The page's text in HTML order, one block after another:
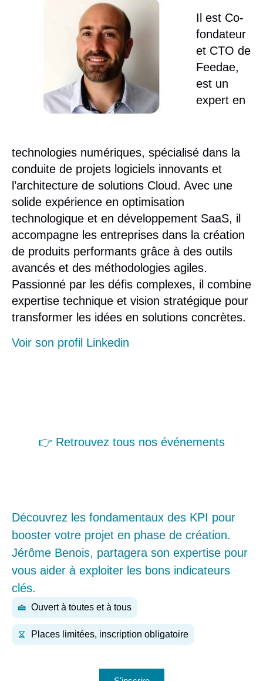
Il est Co-
fondateur
et CTO de
Feedae,
est un
expert en
technologies numériques, spécialisé dans la
conduite de projets logiciels innovants et
l’architecture de solutions Cloud. Avec une
solide expérience en optimisation
technologique et en développement SaaS, il
accompagne les entreprises dans la création
de produits performants grâce à des outils
avancés et des méthodologies agiles.
Passionné par les défis complexes, il combine
expertise technique et vision stratégique pour
transformer les idées en solutions concrètes.
Voir son profil Linkedin
👉 Retrouvez tous nos événements
Découvrez les fondamentaux des KPI pour
booster votre projet en phase de création.
Jérôme Benois, partagera son expertise pour
vous aider à exploiter les bons indicateurs
clés.
Ouvert à toutes et à tous
Places limitées, inscription obligatoire